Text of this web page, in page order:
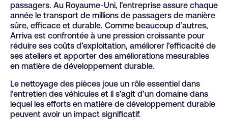
passagers. Au Royaume-Uni, l’entreprise assure chaque
année le transport de millions de passagers de manière
sûre, efficace et durable. Comme beaucoup d’autres,
Arriva est confrontée à une pression croissante pour
réduire ses coûts d’exploitation, améliorer l’efficacité de
ses ateliers et apporter des améliorations mesurables
en matière de développement durable.
Le nettoyage des pièces joue un rôle essentiel dans
l’entretien des véhicules et il s’agit d’un domaine dans
lequel les efforts en matière de développement durable
peuvent avoir un impact significatif.